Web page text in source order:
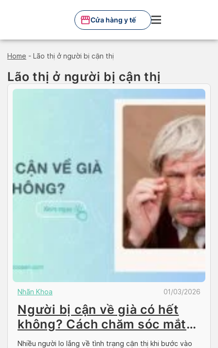
Cửa hàng y tế
Home - Lão thị ở người bị cận thị
Lão thị ở người bị cận thị
Nhãn Khoa 01/03/2026
Người bị cận về già có hết
không? Cách chăm sóc mắt
người lớn tuổi
Nhiều người lo lắng về tình trạng cận thị khi bước vào